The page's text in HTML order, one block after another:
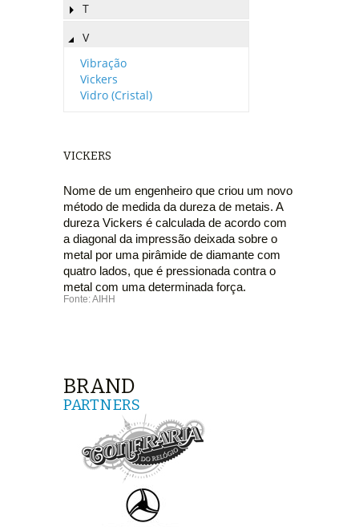
T
V
Vibração
Vickers
Vidro (Cristal)
VICKERS
Nome de um engenheiro que criou um novo
método de medida da dureza de metais. A
dureza Vickers é calculada de acordo com
a diagonal da impressão deixada sobre o
metal por uma pirâmide de diamante com
quatro lados, que é pressionada contra o
metal com uma determinada força.
Fonte: AIHH
BRAND
PARTNERS